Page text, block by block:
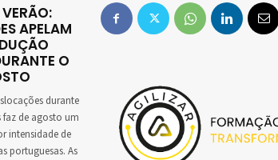
APELAM
O
durante
de agosto um
intensidade de
portuguesas. As